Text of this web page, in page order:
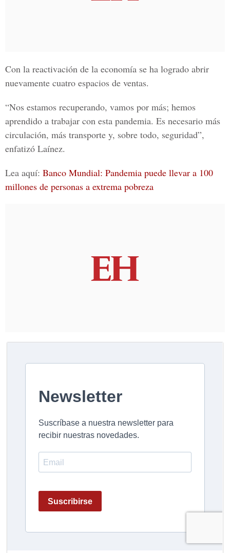
Con la reactivación de la economía se ha logrado abrir
nuevamente cuatro espacios de ventas.
“Nos estamos recuperando, vamos por más; hemos
aprendido a trabajar con esta pandemia. Es necesario más
circulación, más transporte y, sobre todo, seguridad”,
enfatizó Laínez.
Lea aquí: Banco Mundial: Pandemia puede llevar a 100
millones de personas a extrema pobreza